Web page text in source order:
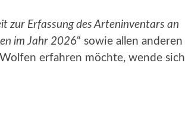
zur Erfassung des Arteninventars an
im Jahr 2026“ sowie allen anderen
erfahren möchte, wende sich